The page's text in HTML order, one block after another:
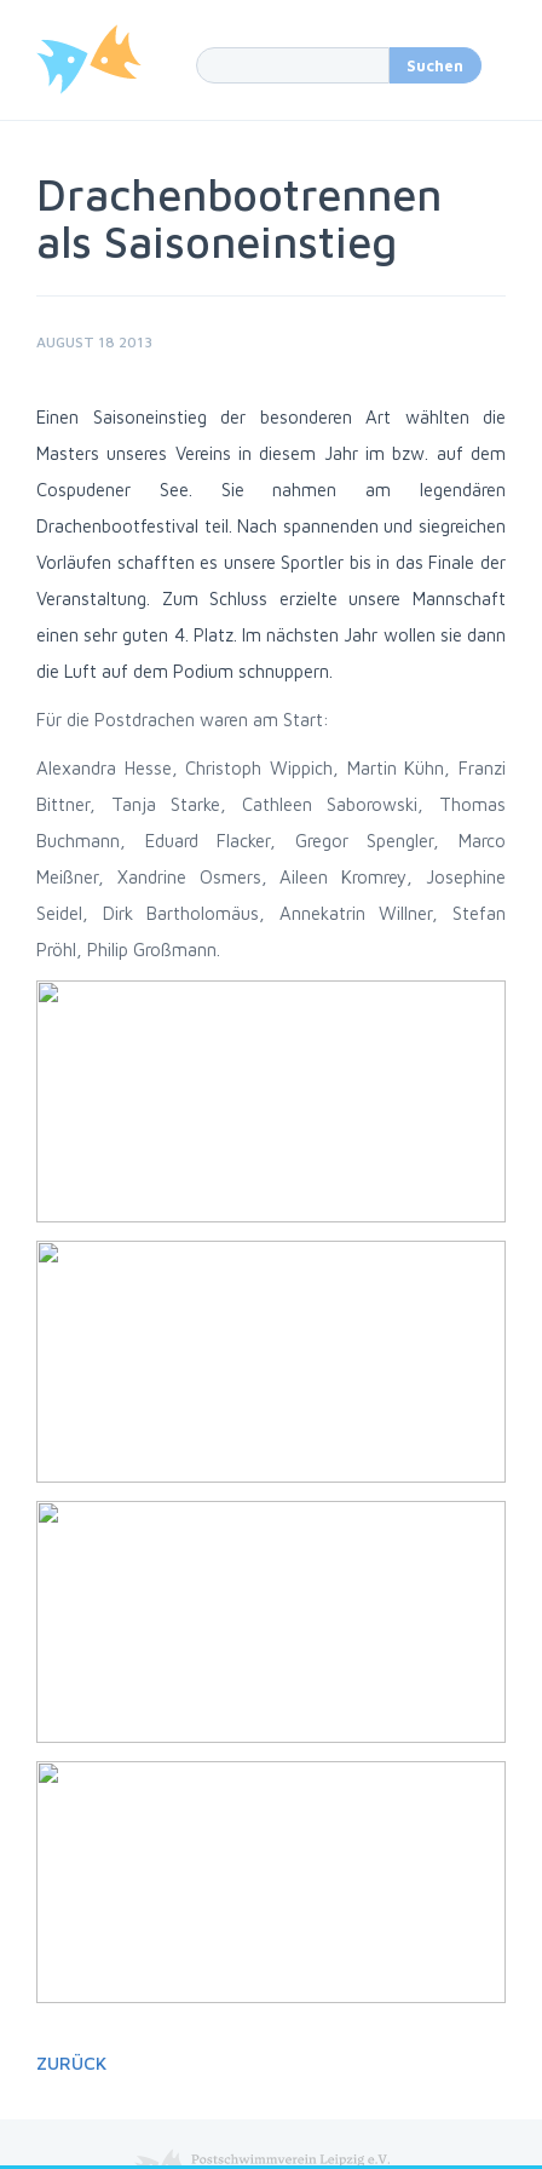
Drachenbootrennen
als Saisoneinstieg
AUGUST 18 2013
Einen Saisoneinstieg der besonderen Art wählten die
Masters unseres Vereins in diesem Jahr im bzw. auf dem
Cospudener See. Sie nahmen am legendären
Drachenbootfestival teil. Nach spannenden und siegreichen
Vorläufen schafften es unsere Sportler bis in das Finale der
Veranstaltung. Zum Schluss erzielte unsere Mannschaft
einen sehr guten 4. Platz. Im nächsten Jahr wollen sie dann
die Luft auf dem Podium schnuppern.
Für die Postdrachen waren am Start:
Alexandra Hesse, Christoph Wippich, Martin Kühn, Franzi
Bittner, Tanja Starke, Cathleen Saborowski, Thomas
Buchmann, Eduard Flacker, Gregor Spengler, Marco
Meißner, Xandrine Osmers, Aileen Kromrey, Josephine
Seidel, Dirk Bartholomäus, Annekatrin Willner, Stefan
Pröhl, Philip Großmann.
ZURÜCK